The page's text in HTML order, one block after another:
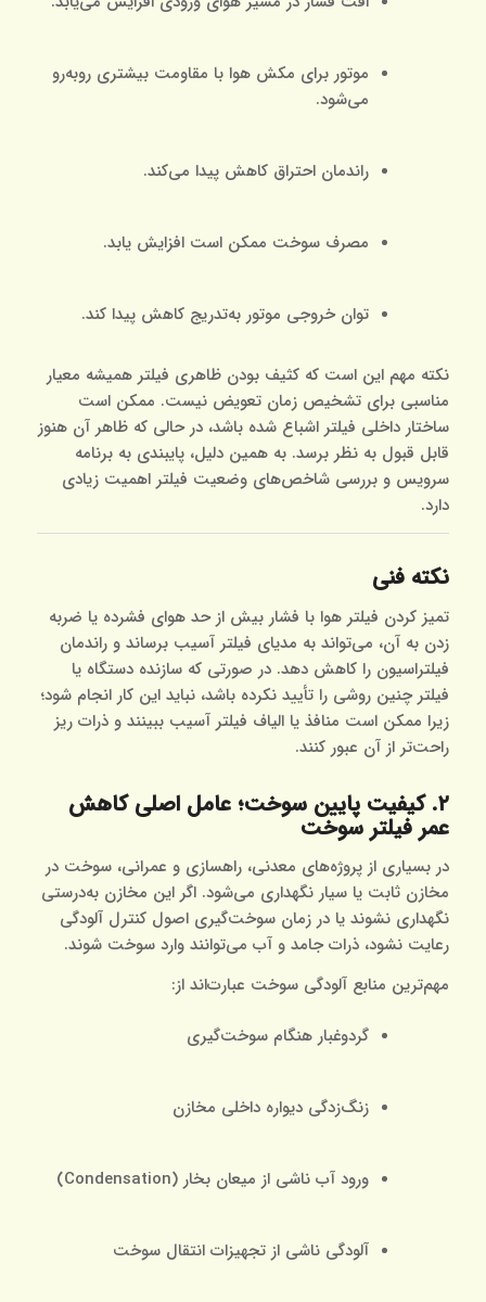
موتور برای مکش هوا با مقاومت بیشتری روبه‌رو
می‌شود.
راندمان احتراق کاهش پیدا می‌کند.
مصرف سوخت ممکن است افزایش یابد.
توان خروجی موتور به‌تدریج کاهش پیدا کند.
نکته مهم این است که کثیف بودن ظاهری فیلتر همیشه معیار
مناسبی برای تشخیص زمان تعویض نیست. ممکن است
ساختار داخلی فیلتر اشباع شده باشد، در حالی که ظاهر آن هنوز
قابل قبول به نظر برسد. به همین دلیل، پایبندی به برنامه
سرویس و بررسی شاخص‌های وضعیت فیلتر اهمیت زیادی
دارد.
نکته فنی
تمیز کردن فیلتر هوا با فشار بیش از حد هوای فشرده یا ضربه
زدن به آن، می‌تواند به مدیای فیلتر آسیب برساند و راندمان
فیلتراسیون را کاهش دهد. در صورتی که سازنده دستگاه یا
فیلتر چنین روشی را تأیید نکرده باشد، نباید این کار انجام شود؛
زیرا ممکن است منافذ یا الیاف فیلتر آسیب ببینند و ذرات ریز
راحت‌تر از آن عبور کنند.
۲. کیفیت پایین سوخت؛ عامل اصلی کاهش
عمر فیلتر سوخت
در بسیاری از پروژه‌های معدنی، راهسازی و عمرانی، سوخت در
مخازن ثابت یا سیار نگهداری می‌شود. اگر این مخازن به‌درستی
نگهداری نشوند یا در زمان سوخت‌گیری اصول کنترل آلودگی
رعایت نشود، ذرات جامد و آب می‌توانند وارد سوخت شوند.
مهم‌ترین منابع آلودگی سوخت عبارت‌اند از:
گردوغبار هنگام سوخت‌گیری
زنگ‌زدگی دیواره داخلی مخازن
ورود آب ناشی از میعان بخار (Condensation)
آلودگی ناشی از تجهیزات انتقال سوخت